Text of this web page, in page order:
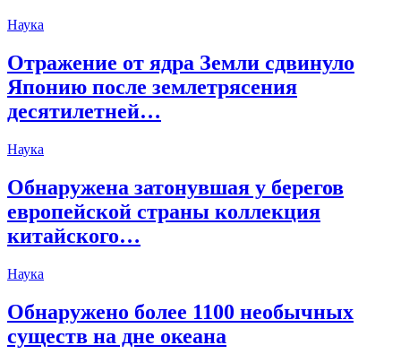
Наука
Отражение от ядра Земли сдвинуло
Японию после землетрясения
десятилетней…
Наука
Обнаружена затонувшая у берегов
европейской страны коллекция
китайского…
Наука
Обнаружено более 1100 необычных
существ на дне океана